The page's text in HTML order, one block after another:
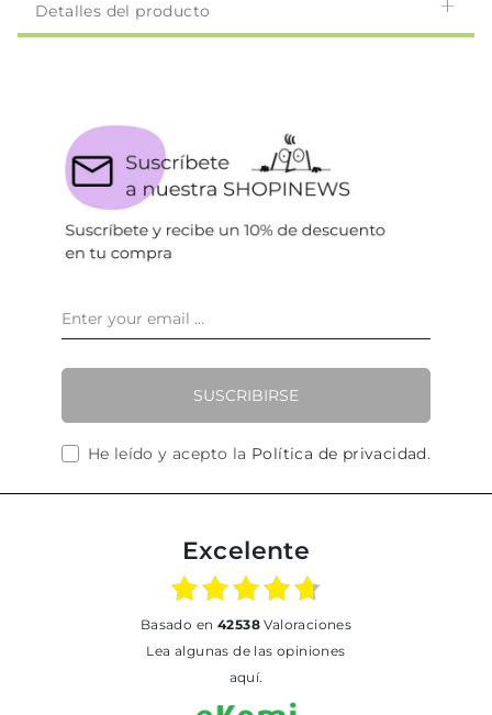
Detalles del producto
SUSCRIBIRSE
He leído y acepto la Política de privacidad.
Excelente
basado en 42538Valoraciones
Lea algunas de las opiniones
aquí.